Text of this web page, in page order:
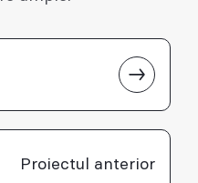
Proiectul anterior